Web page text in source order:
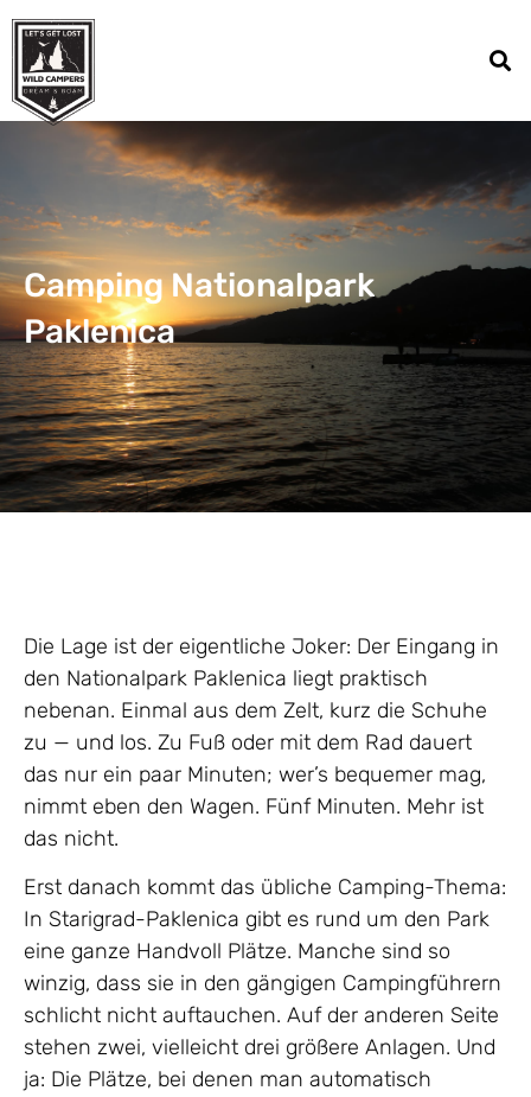
Camping Nationalpark
Paklenica
Die Lage ist der eigentliche Joker: Der Eingang in
den Nationalpark Paklenica liegt praktisch
nebenan. Einmal aus dem Zelt, kurz die Schuhe
zu — und los. Zu Fuß oder mit dem Rad dauert
das nur ein paar Minuten; wer’s bequemer mag,
nimmt eben den Wagen. Fünf Minuten. Mehr ist
das nicht.
Erst danach kommt das übliche Camping-Thema:
In Starigrad-Paklenica gibt es rund um den Park
eine ganze Handvoll Plätze. Manche sind so
winzig, dass sie in den gängigen Campingführern
schlicht nicht auftauchen. Auf der anderen Seite
stehen zwei, vielleicht drei größere Anlagen. Und
ja: Die Plätze, bei denen man automatisch